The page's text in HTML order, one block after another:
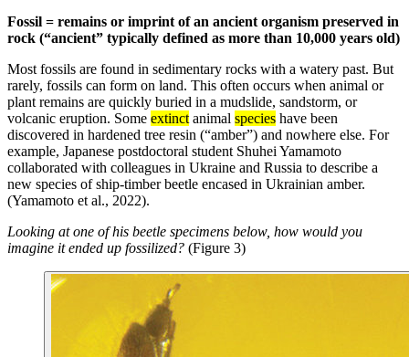
Fossil = remains or imprint of an ancient organism preserved in
rock (“ancient” typically defined as more than 10,000 years old)
Most fossils are found in sedimentary rocks with a watery past. But
rarely, fossils can form on land. This often occurs when animal or
plant remains are quickly buried in a mudslide, sandstorm, or
volcanic eruption. Some extinctanimal species have been
discovered in hardened tree resin (“amber”) and nowhere else. For
example, Japanese postdoctoral student Shuhei Yamamoto
collaborated with colleagues in Ukraine and Russia to describe a
new species of ship-timber beetle encased in Ukrainian amber.
(Yamamoto et al., 2022).
Looking at one of his beetle specimens below, how would you
imagine it ended up fossilized? (Figure 3)